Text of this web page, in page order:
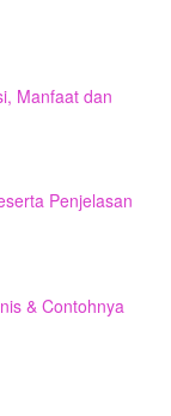
Manfaat dan
Penjelasan
& Contohnya